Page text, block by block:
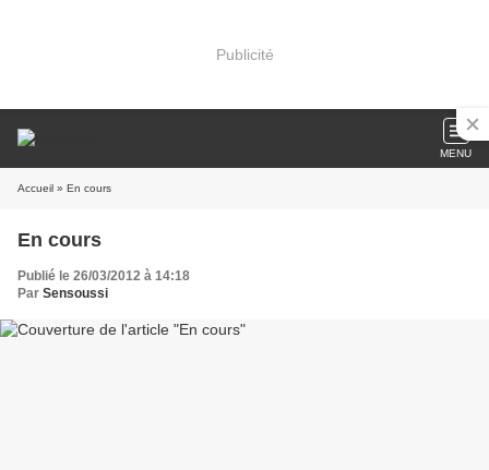
Publicité
MENU
Accueil » En cours
En cours
Publié le 26/03/2012 à 14:18
Par Sensoussi